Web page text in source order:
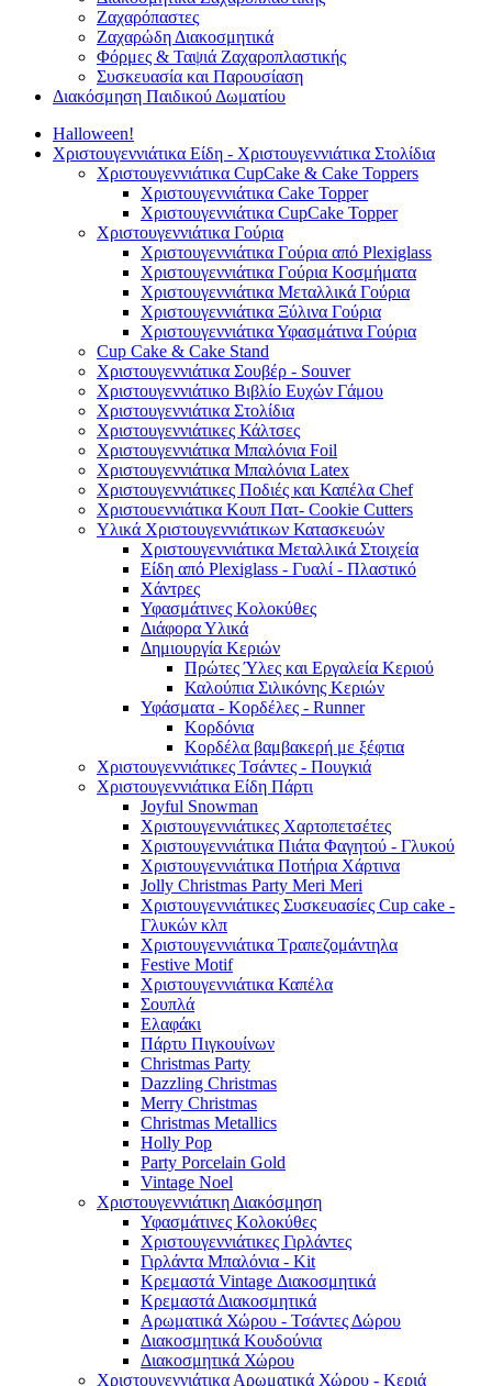
Ζαχαρόπαστες
Ζαχαρώδη Διακοσμητικά
Φόρμες & Ταψιά Ζαχαροπλαστικής
Συσκευασία και Παρουσίαση
Διακόσμηση Παιδικού Δωματίου
Halloween!
Χριστουγεννιάτικα Είδη - Χριστουγεννιάτικα Στολίδια
Χριστουγεννιάτικα CupCake & Cake Toppers
Χριστουγεννιάτικα Cake Topper
Χριστουγεννιάτικα CupCake Topper
Χριστουγεννιάτικα Γούρια
Χριστουγεννιάτικα Γούρια από Plexiglass
Χριστουγεννιάτικα Γούρια Κοσμήματα
Χριστουγεννιάτικα Μεταλλικά Γούρια
Χριστουγεννιάτικα Ξύλινα Γούρια
Χριστουγεννιάτικα Υφασμάτινα Γούρια
Cup Cake & Cake Stand
Χριστουγεννιάτικα Σουβέρ - Souver
Χριστουγεννιάτικο Βιβλίο Ευχών Γάμου
Χριστουγεννιάτικα Στολίδια
Χριστουγεννιάτικες Κάλτσες
Χριστουγεννιάτικα Μπαλόνια Foil
Χριστουγεννιάτικα Μπαλόνια Latex
Χριστουγεννιάτικες Ποδιές και Καπέλα Chef
Χριστουεννιάτικα Κουπ Πατ- Cookie Cutters
Υλικά Χριστουγεννιάτικων Κατασκευών
Χριστουγεννιάτικα Μεταλλικά Στοιχεία
Είδη από Plexiglass - Γυαλί - Πλαστικό
Χάντρες
Υφασμάτινες Κολοκύθες
Διάφορα Υλικά
Δημιουργία Κεριών
Πρώτες Ύλες και Εργαλεία Κεριού
Καλούπια Σιλικόνης Κεριών
Υφάσματα - Κορδέλες - Runner
Κορδόνια
Κορδέλα βαμβακερή με ξέφτια
Χριστουγεννιάτικες Τσάντες - Πουγκιά
Χριστουγεννιάτικα Είδη Πάρτι
Joyful Snowman
Χριστουγεννιάτικες Χαρτοπετσέτες
Χριστουγεννιάτικα Πιάτα Φαγητού - Γλυκού
Χριστουγεννιάτικα Ποτήρια Χάρτινα
Jolly Christmas Party Meri Meri
Χριστουγεννιάτικες Συσκευασίες Cup cake -
Γλυκών κλπ
Χριστουγεννιάτικα Τραπεζομάντηλα
Festive Motif
Χριστουγεννιάτικα Καπέλα
Σουπλά
Ελαφάκι
Πάρτυ Πιγκουίνων
Christmas Party
Dazzling Christmas
Merry Christmas
Christmas Metallics
Holly Pop
Party Porcelain Gold
Vintage Noel
Χριστουγεννιάτικη Διακόσμηση
Υφασμάτινες Κολοκύθες
Χριστουγεννιάτικες Γιρλάντες
Γιρλάντα Μπαλόνια - Kit
Κρεμαστά Vintage Διακοσμητικά
Κρεμαστά Διακοσμητικά
Αρωματικά Χώρου - Τσάντες Δώρου
Διακοσμητικά Κουδούνια
Διακοσμητικά Χώρου
Χριστουγεννιάτικα Αρωματικά Χώρου - Κεριά